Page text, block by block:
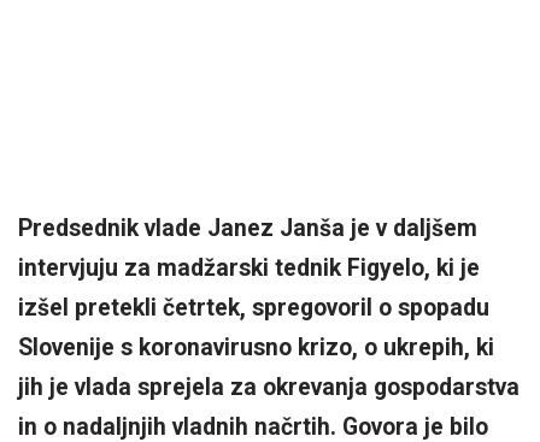
Predsednik vlade Janez Janša je v daljšem
intervjuju za madžarski tednik Figyelo, ki je
izšel pretekli četrtek, spregovoril o spopadu
Slovenije s koronavirusno krizo, o ukrepih, ki
jih je vlada sprejela za okrevanja gospodarstva
in o nadaljnjih vladnih načrtih. Govora je bilo